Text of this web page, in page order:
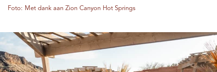
Foto: Met dank aan Zion Canyon Hot Springs